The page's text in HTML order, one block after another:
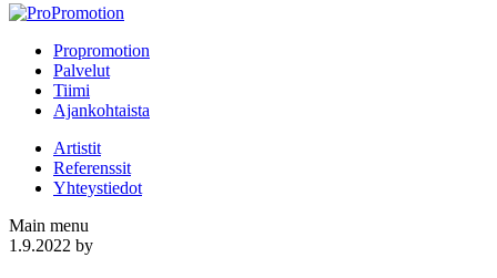
Propromotion
Palvelut
Tiimi
Ajankohtaista
Artistit
Referenssit
Yhteystiedot
Main menu
1.9.2022 by